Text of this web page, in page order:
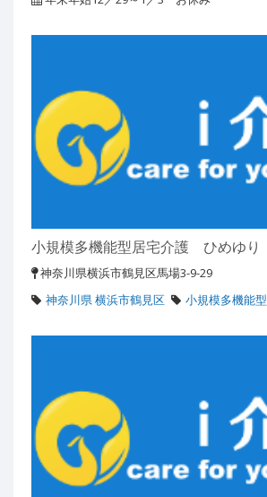
小規模多機能型居宅介護 ひめゆり
神奈川県横浜市鶴見区馬場3-9-29
神奈川県 横浜市鶴見区
小規模多機能